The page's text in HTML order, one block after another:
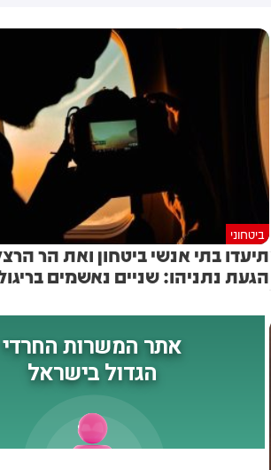
לחשוב, לקחתי את האינטרס
הפוליטי שלי - וזרקתי אותו
הצידה. עוד אמר ארדן שהוצע לו
להיות יו"ר התעשייה האווירית -
אך שר הביטחון כ"ץ סיכל את
המינוי משיקולים פוליטיים. "צריך
לבדוק אם העובדה ששנתיים לא
ביטחוני
תיעדו בתי אנשי ביטחון ואת הר
הגעת נתניהו: שניים נאשמים